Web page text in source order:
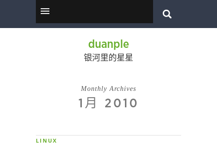
duanple
银河里的星星
Monthly Archives
1月 2010
LINUX